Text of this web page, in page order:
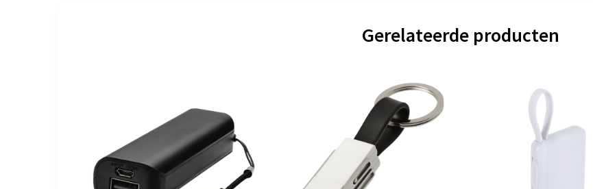
Gerelateerde producten